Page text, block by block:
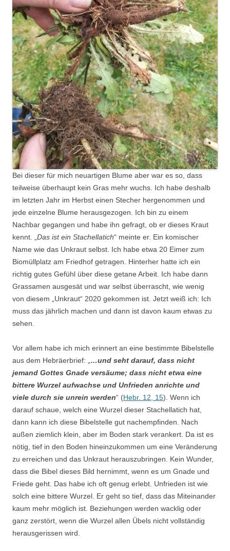
Bei dieser für mich neuartigen Blume aber war es so, dass
teilweise überhaupt kein Gras mehr wuchs. Ich habe deshalb
im letzten Jahr im Herbst einen Stecher hergenommen und
jede einzelne Blume herausgezogen. Ich bin zu einem
Nachbar gegangen und habe ihn gefragt, ob er dieses Kraut
kennt. „ Das ist ein Stachellatich“ meinte er. Ein komischer
Name wie das Unkraut selbst. Ich habe etwa 20 Eimer zum
Biomüllplatz am Friedhof getragen. Hinterher hatte ich ein
richtig gutes Gefühl über diese getane Arbeit. Ich habe dann
Grassamen ausgesät und war selbst überrascht, wie wenig
von diesem „Unkraut“ 2020 gekommen ist. Jetzt weiß ich: Ich
muss das jährlich machen und dann ist davon kaum etwas zu
sehen.
Vor allem habe ich mich erinnert an eine bestimmte Bibelstelle
aus dem Hebräerbrief: „ …und seht darauf, dass nicht
jemand Gottes Gnade versäume; dass nicht etwa eine
bittere Wurzel aufwachse und Unfrieden anrichte und
viele durch sie unrein werden“ (Hebr. 12, 15). Wenn ich
darauf schaue, welch eine Wurzel dieser Stachellatich hat,
dann kann ich diese Bibelstelle gut nachempfinden. Nach
außen ziemlich klein, aber im Boden stark verankert. Da ist es
nötig, tief in den Boden hineinzukommen um eine Veränderung
zu erreichen und das Unkraut herauszubringen. Kein Wunder,
dass die Bibel dieses Bild hernimmt, wenn es um Gnade und
Friede geht. Das habe ich oft genug erlebt. Unfrieden ist wie
solch eine bittere Wurzel. Er geht so tief, dass das Miteinander
kaum mehr möglich ist. Beziehungen werden wacklig oder
ganz zerstört, wenn die Wurzel allen Übels nicht vollständig
herausgerissen wird.